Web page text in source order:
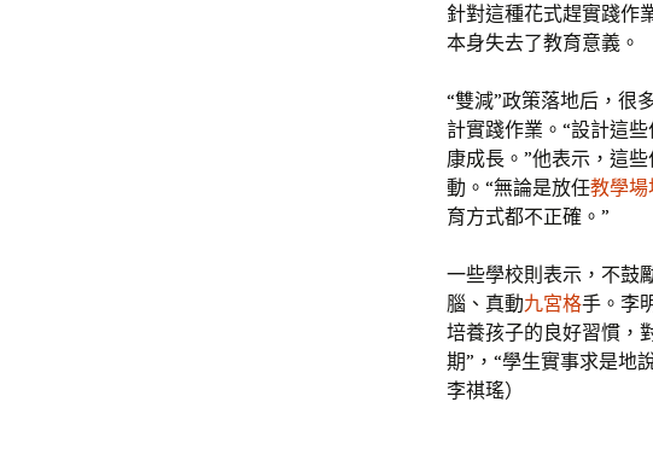
針對這種花式趕實踐作
本身失去了教育意義。
“雙減”政策落地后，很
計實踐作業。“設計這
康成長。”他表示，這
動。“無論是放任教學場
育方式都不正確。”
一些學校則表示，不鼓
腦、真動九宮格手。李
培養孩子的良好習慣，
期”，“學生實事求是地
李祺瑤）